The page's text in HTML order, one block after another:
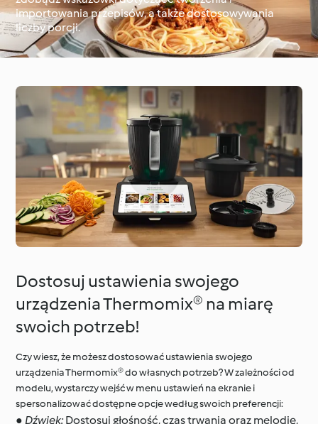
Dookoła świata z
Cookidoo®
Techniki kulinarne
importowania przepisów, a także dostosowywania
liczby porcji.
Dostosuj ustawienia swojego
urządzenia Thermomix® na miarę
swoich potrzeb!
Czy wiesz, że możesz dostosować ustawienia swojego
urządzenia Thermomix® do własnych potrzeb? W zależności od
modelu, wystarczy wejść w menu ustawień na ekranie i
spersonalizować dostępne opcje według swoich preferencji:
● Dźwięk:Dostosuj głośność, czas trwania oraz melodię,